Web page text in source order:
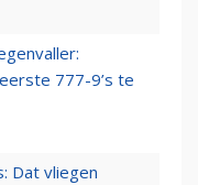
777-9’s te
Dat vliegen